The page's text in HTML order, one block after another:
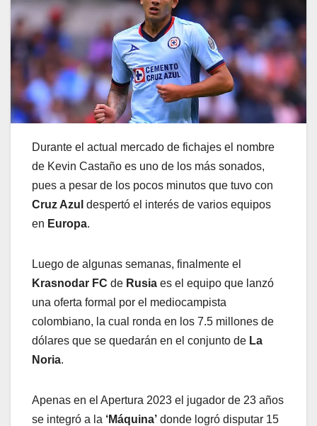
Durante el actual mercado de fichajes el nombre
de Kevin Castaño es uno de los más sonados,
pues a pesar de los pocos minutos que tuvo con
Cruz Azul despertó el interés de varios equipos
en Europa.
Luego de algunas semanas, finalmente el
Krasnodar FC de Rusia es el equipo que lanzó
una oferta formal por el mediocampista
colombiano, la cual ronda en los 7.5 millones de
dólares que se quedarán en el conjunto de La
Noria.
Apenas en el Apertura 2023 el jugador de 23 años
se integró a la ‘Máquina’ donde logró disputar 15